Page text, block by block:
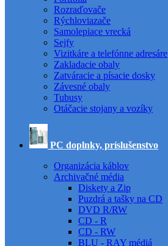
Rozraďovače
Rýchloviazače
Samolepiace vrecká
Sejfy
Vizitkáre a telefónne adresáre
Zakladacie obaly
Zatváracie a písacie dosky
Závesné obaly
Tubusy
Otáčacie stojany a vozíky
PC doplnky, príslušenstvo
Organizácia káblov
Archivačné média
Diskety a Zip
Puzdrá a tašky na CD
DVD R/RW
CD - R
CD - RW
BLU - RAY médiá